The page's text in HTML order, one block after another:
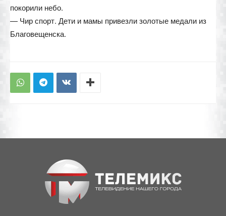
покорили небо.
— Чир спорт. Дети и мамы привезли золотые медали из
Благовещенска.